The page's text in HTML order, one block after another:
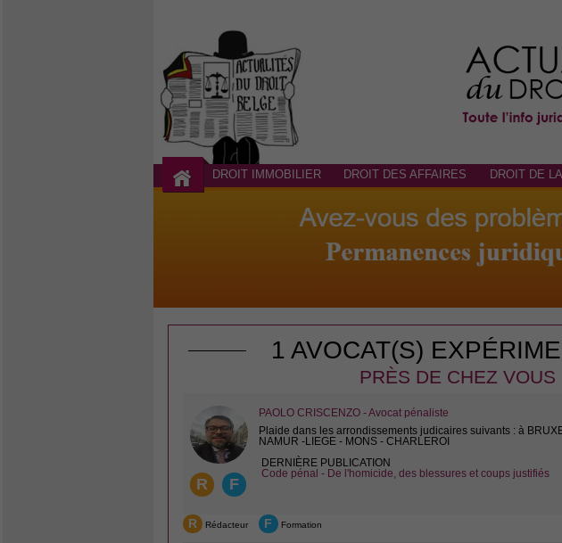
DROIT IMMOBILIER DROIT DES AFFAIRES DROIT DE
1 AVOCAT(S)
PRÈS DE CHEZ VOUS
R F
PAOLO CRISCENZO - Avocat pénaliste
Plaide dans les arrondissements judicaires suivants : à
NAMUR -LIEGE - MONS - CHARLEROI
DERNIÈRE PUBLICATION
Code pénal - De l'homicide, des blessures et coups justifiés
R Rédacteur F Formation